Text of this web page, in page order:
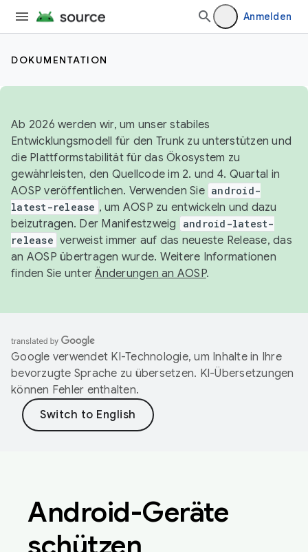
Anmelden
DOKUMENTATION
Ab 2026 werden wir, um unser stabiles
Entwicklungsmodell für den Trunk zu unterstützen und
die Plattformstabilität für das Ökosystem zu
gewährleisten, den Quellcode im 2. und 4. Quartal in
AOSP veröffentlichen. Verwenden Sie android-
latest-release , um AOSP zu entwickeln und dazu
beizutragen. Der Manifestzweig
android-latest-
release verweist immer auf das neueste Release, das
an AOSP übertragen wurde. Weitere Informationen
finden Sie unterÄnderungen an AOSP.
Google verwendet KI-Technologie, um Inhalte in Ihre
bevorzugte Sprache zu übersetzen. KI-Übersetzungen
können Fehler enthalten.
Android-Geräte
schützen